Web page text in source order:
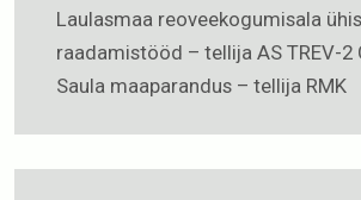
Laulasmaa reoveekogumisala
raadamistööd – tellija AS TREV-2
Saula maaparandus – tellija RMK